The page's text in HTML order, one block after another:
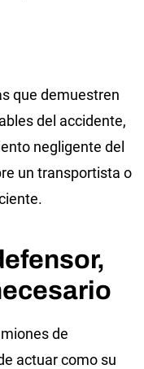
que demuestren
del accidente,
negligente del
un transportista o
de
actuar como su